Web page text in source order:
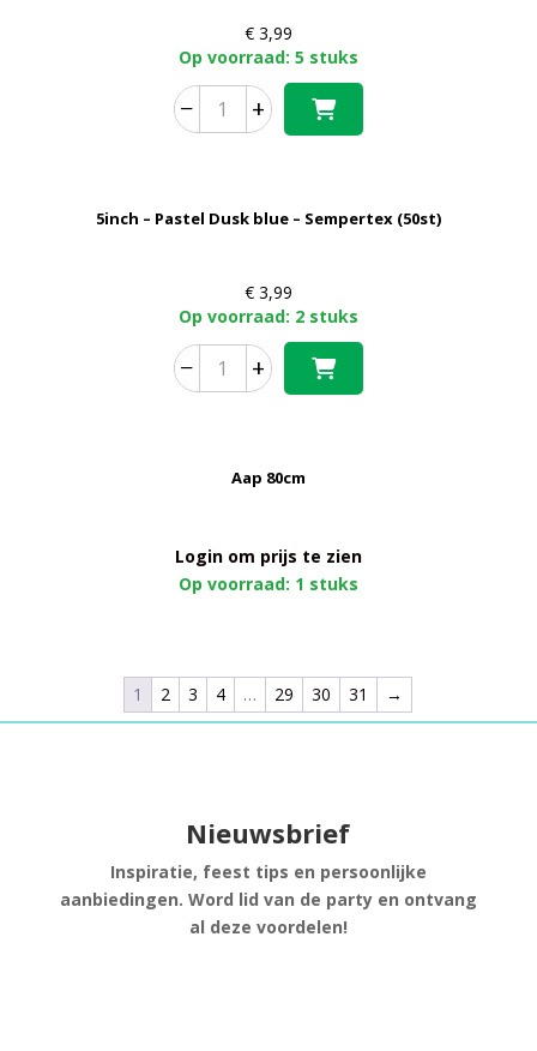
€3,99
Op voorraad: 5 stuks
− +
5inch – Pastel Dusk blue – Sempertex (50st)
€3,99
Op voorraad: 2 stuks
− +
Aap 80cm
Login om prijs te zien
Op voorraad: 1 stuks
1 2 3 4 … 29 30 31 →
Nieuwsbrief
Inspiratie, feest tips en persoonlijke
aanbiedingen. Word lid van de party en ontvang
al deze voordelen!